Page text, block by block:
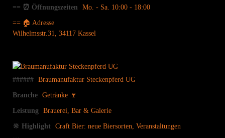
== ⏰ Öffnungszeiten
Mo. - Sa. 10:00 - 18:00
== 🏠 Adresse
Wilhelmsstr.31, 34117 Kassel
###### Braumanufaktur Steckenpferd UG
Branche Getränke 🍷
Leistung
Brauerei, Bar & Galerie
🔆 Highlight
Craft Bier: neue Biersorten, Veranstaltungen